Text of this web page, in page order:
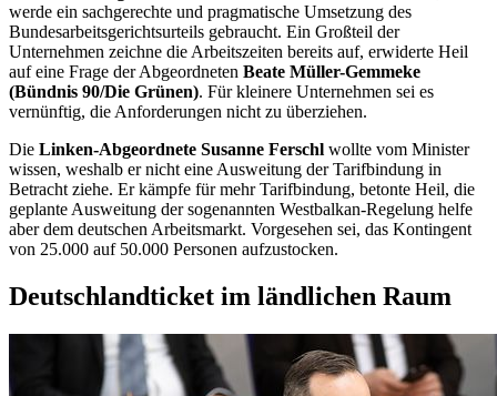
werde ein sachgerechte und pragmatische Umsetzung des
Bundesarbeitsgerichtsurteils gebraucht. Ein Großteil der
Unternehmen zeichne die Arbeitszeiten bereits auf, erwiderte Heil
auf eine Frage der Abgeordneten Beate Müller-Gemmeke
(Bündnis 90/Die Grünen). Für kleinere Unternehmen sei es
vernünftig, die Anforderungen nicht zu überziehen.
Die Linken-Abgeordnete Susanne Ferschl wollte vom Minister
wissen, weshalb er nicht eine Ausweitung der Tarifbindung in
Betracht ziehe. Er kämpfe für mehr Tarifbindung, betonte Heil, die
geplante Ausweitung der sogenannten Westbalkan-Regelung helfe
aber dem deutschen Arbeitsmarkt. Vorgesehen sei, das Kontingent
von 25.000 auf 50.000 Personen aufzustocken.
Deutschlandticket im ländlichen Raum